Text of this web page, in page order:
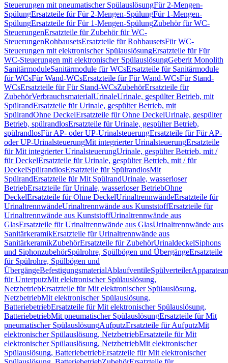
Steuerungen mit pneumatischer SpülauslösungFür 2-Mengen-
SpülungErsatzteile für Für 2-Mengen-SpülungFür 1-Mengen-
SpülungErsatzteile für Für 1-Mengen-SpülungZubehör für WC-
SteuerungenErsatzteile für Zubehör für WC-
SteuerungenRohbausetsErsatzteile für RohbausetsFür WC-
Steuerungen mit elektronischer SpülauslösungErsatzteile für Für
WC-Steuerungen mit elektronischer SpülauslösungGeberit Monolith
SanitärmoduleSanitärmodule für WCsErsatzteile für Sanitärmodule
für WCsFür Wand-WCsErsatzteile für Für Wand-WCsFür Stand-
WCsErsatzteile für Für Stand-WCsZubehörErsatzteile für
ZubehörVerbrauchsmaterialUrinaleUrinale, gespülter Betrieb, mit
SpülrandErsatzteile für Urinale, gespülter Betrieb, mit
SpülrandOhne DeckelErsatzteile für Ohne DeckelUrinale, gespülter
Betrieb, spülrandlosErsatzteile für Urinale, gespülter Betrieb,
spülrandlosFür AP- oder UP-UrinalsteuerungErsatzteile für Für AP-
oder UP-UrinalsteuerungMit integrierter UrinalsteuerungErsatzteile
für Mit integrierter UrinalsteuerungUrinale, gespülter Betrieb, mit /
für DeckelErsatzteile für Urinale, gespülter Betrieb, mit / für
DeckelSpülrandlosErsatzteile für SpülrandlosMit
SpülrandErsatzteile für Mit SpülrandUrinale, wasserloser
BetriebErsatzteile für Urinale, wasserloser BetriebOhne
DeckelErsatzteile für Ohne DeckelUrinaltrennwändeErsatzteile für
UrinaltrennwändeUrinaltrennwände aus KunststoffErsatzteile für
Urinaltrennwände aus KunststoffUrinaltrennwände aus
GlasErsatzteile für Urinaltrennwände aus GlasUrinaltrennwände aus
SanitärkeramikErsatzteile für Urinaltrennwände aus
SanitärkeramikZubehörErsatzteile für ZubehörUrinaldeckelSiphons
und SiphonzubehörSpülrohre, Spülbögen und ÜbergängeErsatzteile
für Spülrohre, Spülbögen und
ÜbergängeBefestigungsmaterialAblaufventileSpülverteiler
für UnterputzMit elektronischer Spülauslösung,
NetzbetriebErsatzteile für Mit elektronischer Spülauslösung,
NetzbetriebMit elektronischer Spülauslösung,
BatteriebetriebErsatzteile für Mit elektronischer Spülauslösung,
BatteriebetriebMit pneumatischer SpülauslösungErsatzteile für Mit
pneumatischer SpülauslösungAufputzErsatzteile für AufputzMit
elektronischer Spülauslösung, NetzbetriebErsatzteile für Mit
elektronischer Spülauslösung, NetzbetriebMit elektronischer
Spülauslösung, BatteriebetriebErsatzteile für Mit elektronischer